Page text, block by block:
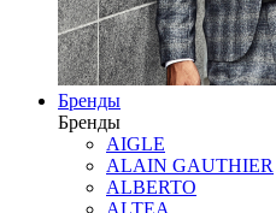
Бренды
Бренды
AIGLE
ALAIN GAUTHIER
ALBERTO